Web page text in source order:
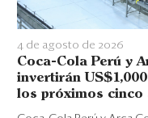
4 de agosto de 2026
Coca-Cola Perú y
invertirán
los próximos cinco